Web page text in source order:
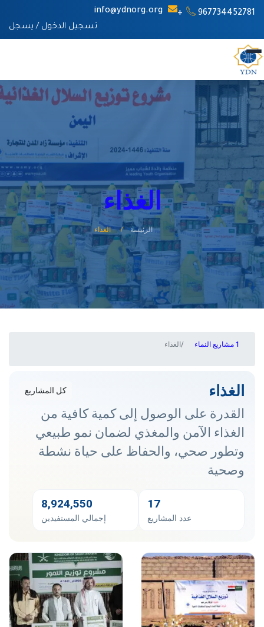
967734452781+
info@ydnorg.org
تسجيل الدخول / يسجل
الغذاء
الرئيسة الغذاء
مشاريع النماء الغذاء
الغذاء كل المشاريع
القدرة على الوصول إلى كمية كافية من
الغذاء الآمن والمغذي لضمان نمو طبيعي
وتطور صحي، والحفاظ على حياة نشطة
وصحية
17
عدد المشاريع
8,924,550
إجمالي المستفيدين